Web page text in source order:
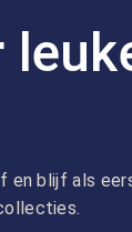
en blijf als